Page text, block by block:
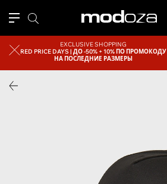
EXCLUSIVE SHOPPING
RED PRICE DAYS |ДО -50% + 10% ПО ПРОМОКОДУ
НА ПОСЛЕДНИЕ РАЗМЕРЫ